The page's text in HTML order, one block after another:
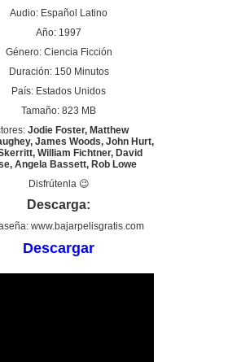
Audio: Español Latino
Año: 1997
Género: Ciencia Ficción
Duración: 150 Minutos
País: Estados Unidos
Tamaño: 823 MB
Jodie Foster, Matthew
James Woods, John Hurt,
William Fichtner, David
Angela Bassett, Rob Lowe
Disfrútenla 😉
Descarga:
www.bajarpelisgratis.com
Descargar